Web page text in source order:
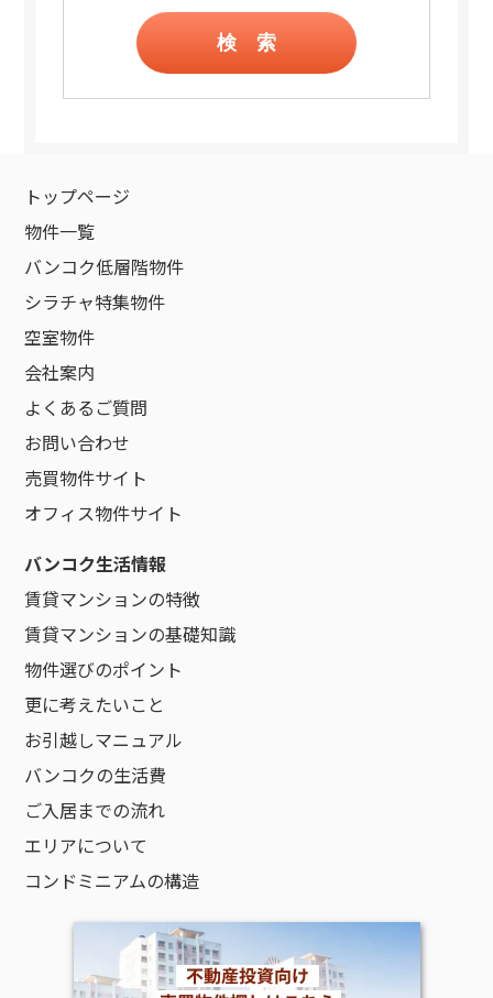
検 索
トップページ
物件一覧
バンコク低層階物件
シラチャ特集物件
空室物件
会社案内
よくあるご質問
お問い合わせ
売買物件サイト
オフィス物件サイト
バンコク生活情報
賃貸マンションの特徴
賃貸マンションの基礎知識
物件選びのポイント
更に考えたいこと
お引越しマニュアル
バンコクの生活費
ご入居までの流れ
エリアについて
コンドミニアムの構造